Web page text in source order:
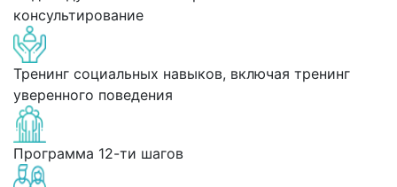
консультирование
Тренинг социальных навыков, включая тренинг
уверенного поведения
Программа 12-ти шагов